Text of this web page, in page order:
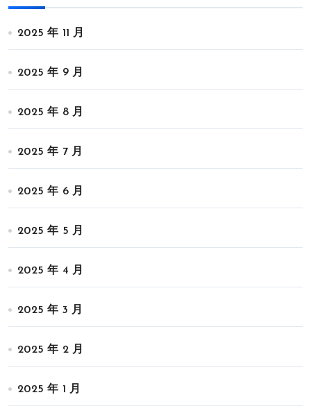
2025 年 11 月
2025 年 9 月
2025 年 8 月
2025 年 7 月
2025 年 6 月
2025 年 5 月
2025 年 4 月
2025 年 3 月
2025 年 2 月
2025 年 1 月